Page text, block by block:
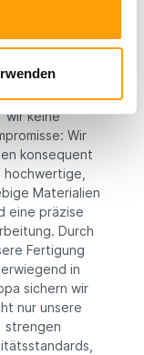
machen
wir keine
Wir
konsequent
hochwertige,
Materialien
eine präzise
Durch
Fertigung
in
sichern wir
nur unsere
strengen